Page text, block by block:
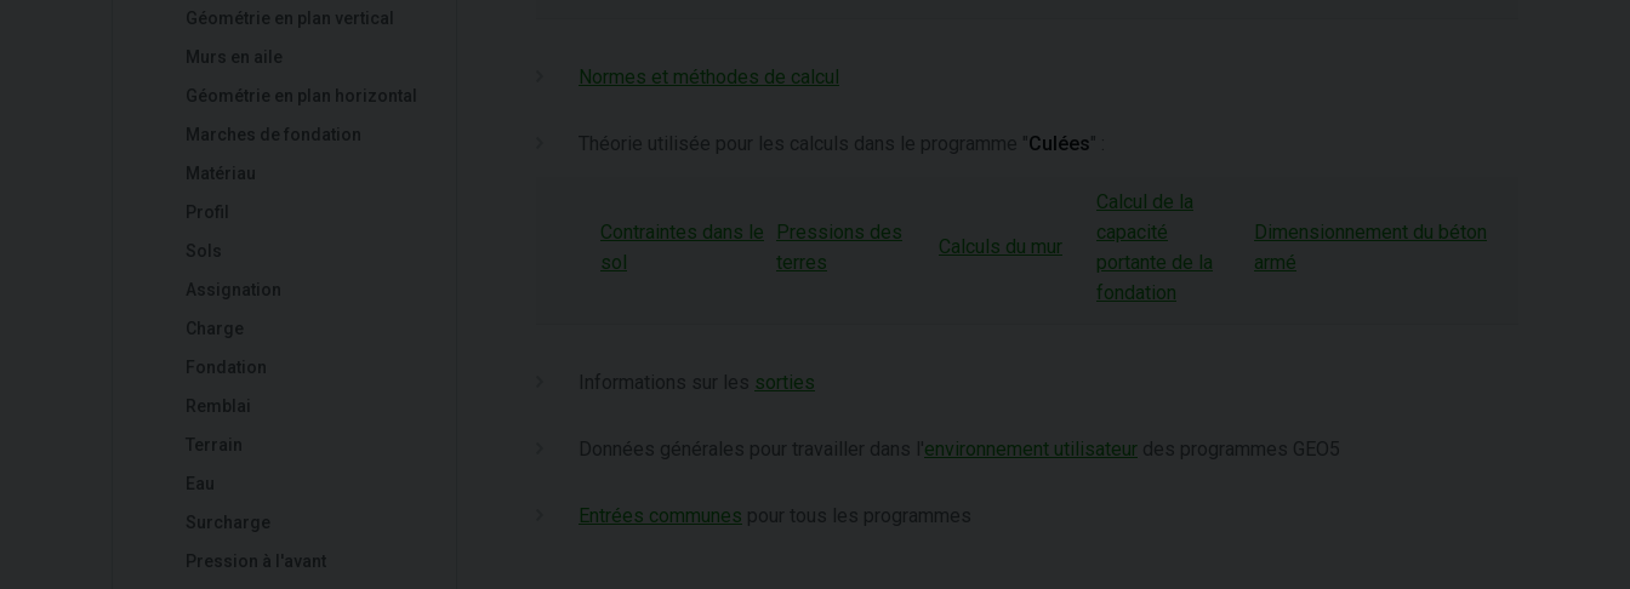
Géométrie en plan vertical
Murs en aile
Géométrie en plan horizontal
Marches de fondation
Matériau
Profil
Sols
Assignation
Charge
Fondation
Remblai
Terrain
Eau
Surcharge
Pression à l'avant
Normes et méthodes de calcul
Théorie utilisée pour les calculs dans le programme "Culées" :
Contraintes dans le
sol
Pressions des
terres
Calculs du mur
Calcul de la
capacité
portante de la
fondation
Dimensionnement du béton
armé
Informations sur les sorties
Données générales pour travailler dans l'environnement utilisateur des programmes GEO5
Entrées communes pour tous les programmes